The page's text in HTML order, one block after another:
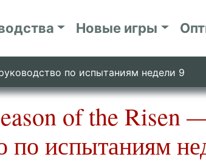
Новые игры
по испытаниям недели 9
of the Risen
по испытаниям